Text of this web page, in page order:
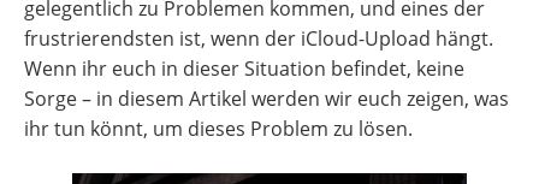
gelegentlich zu Problemen kommen, und eines der
frustrierendsten ist, wenn der iCloud-Upload hängt.
Wenn ihr euch in dieser Situation befindet, keine
Sorge – in diesem Artikel werden wir euch zeigen, was
ihr tun könnt, um dieses Problem zu lösen.